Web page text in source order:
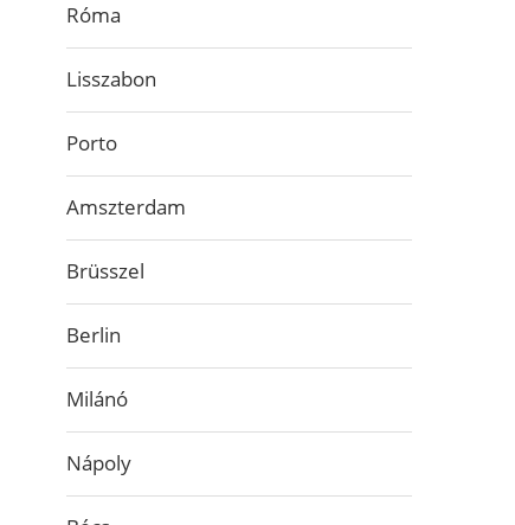
Róma
Lisszabon
Porto
Amszterdam
Brüsszel
Berlin
Milánó
Nápoly